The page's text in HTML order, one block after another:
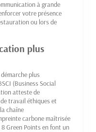
à grande
votre présence
ou lors de
plus
plus
(Business Social
atteste de
travail éthiques et
chaîne
carbone maîtrisée
Green Points en font un